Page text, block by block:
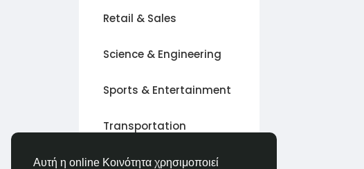
Αυτή η online Κοινότητα χρησιμοποιεί
Retail & Sales
Science & Engineering
Sports & Entertainment
Transportation
άλλο